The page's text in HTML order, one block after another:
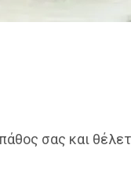
σας και